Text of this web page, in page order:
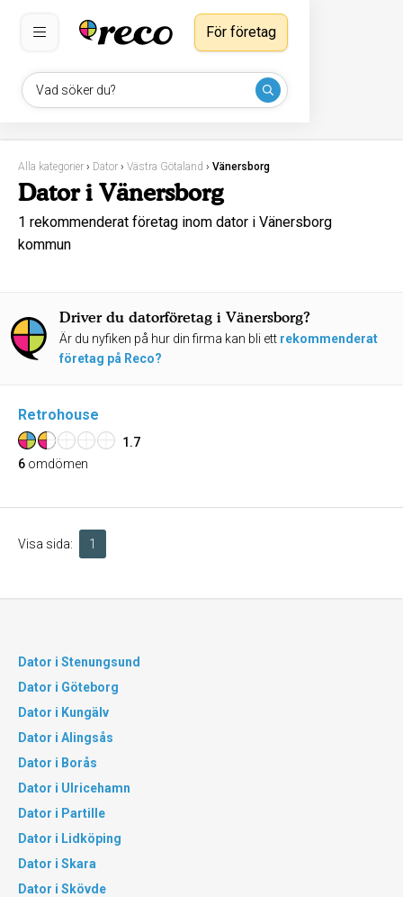
Vad söker du?
För företag
Alla kategorier › Dator › Västra Götaland › Vänersborg
Dator i Vänersborg
1 rekommenderat företag inom dator i Vänersborg
kommun
Driver du datorföretag i Vänersborg?
Är du nyfiken på hur din firma kan bli ett rekommenderat
företag på Reco?
Retrohouse
1.7
6 omdömen
Visa sida: 1
Dator i Stenungsund
Dator i Göteborg
Dator i Kungälv
Dator i Alingsås
Dator i Borås
Dator i Ulricehamn
Dator i Partille
Dator i Lidköping
Dator i Skara
Dator i Skövde